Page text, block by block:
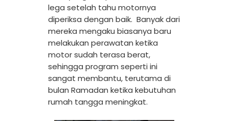
lega setelah tahu motornya
diperiksa dengan baik. Banyak dari
mereka mengaku biasanya baru
melakukan perawatan ketika
motor sudah terasa berat,
sehingga program seperti ini
sangat membantu, terutama di
bulan Ramadan ketika kebutuhan
rumah tangga meningkat.